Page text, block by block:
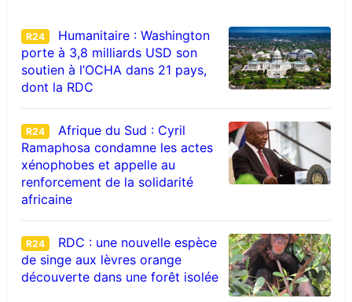
R24
Humanitaire : Washington
porte à 3,8 milliards USD son
soutien à l’OCHA dans 21 pays,
dont la RDC
R24
Afrique du Sud : Cyril
Ramaphosa condamne les actes
xénophobes et appelle au
renforcement de la solidarité
africaine
R24
RDC : une nouvelle espèce
de singe aux lèvres orange
découverte dans une forêt isolée